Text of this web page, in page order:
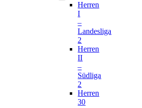
Herren
I
–
Landesliga
2
Herren
II
–
Südliga
2
Herren
30